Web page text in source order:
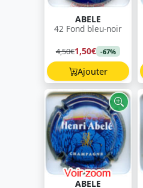
ABELE
42 Fond bleu-noir
4,50€1,50€ -67%
Ajouter
ABELE